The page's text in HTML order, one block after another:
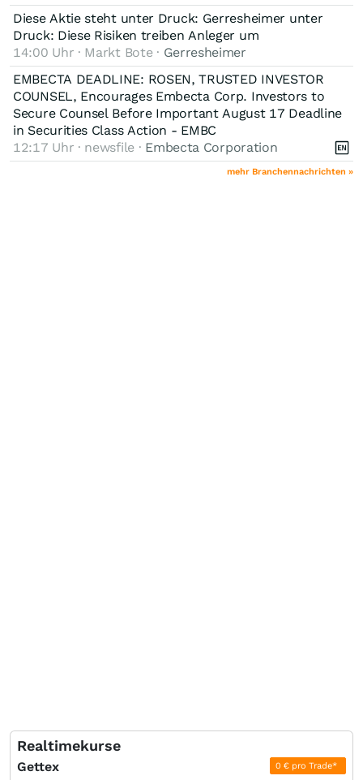
Diese Aktie steht unter Druck: Gerresheimer unter
Druck: Diese Risiken treiben Anleger um
14:00 Uhr · Markt Bote · Gerresheimer
EMBECTA DEADLINE: ROSEN, TRUSTED INVESTOR
COUNSEL, Encourages Embecta Corp. Investors to
Secure Counsel Before Important August 17 Deadline
in Securities Class Action - EMBC
12:17 Uhr · newsfile · Embecta Corporation
mehr Branchennachrichten »
Realtimekurse
Gettex 0 € pro Trade*